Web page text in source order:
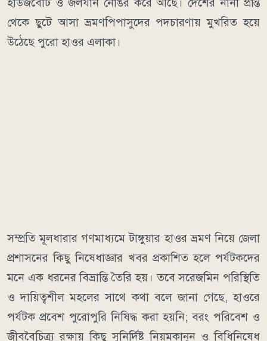
থেকে ছুটে আসা ভ্রমণপিপাসুদের পদচারণায় মুখরিত হয়ে
উঠেছে পুরো হাওর এলাকা।
​সম্প্রতি মূলধারার গণমাধ্যমে টাঙ্গুয়ার হাওর ভ্রমণ নিয়ে জেলা
প্রশাসনের কিছু নিষেধাজ্ঞার খবর প্রকাশিত হলে পর্যটকদের
মনে এক ধরনের বিভ্রান্তি তৈরি হয়। তবে সরেজমিন পরিস্থিতি
ও দায়িত্বশীল মহলের সাথে কথা বলে জানা গেছে, হাওরে
পর্যটক প্রবেশ পুরোপুরি নিষিদ্ধ করা হয়নি; বরং পরিবেশ ও
জীববৈচিত্র্য রক্ষায় কিছু সুনির্দিষ্ট নিয়মকানুন ও বিধিনিষেধ